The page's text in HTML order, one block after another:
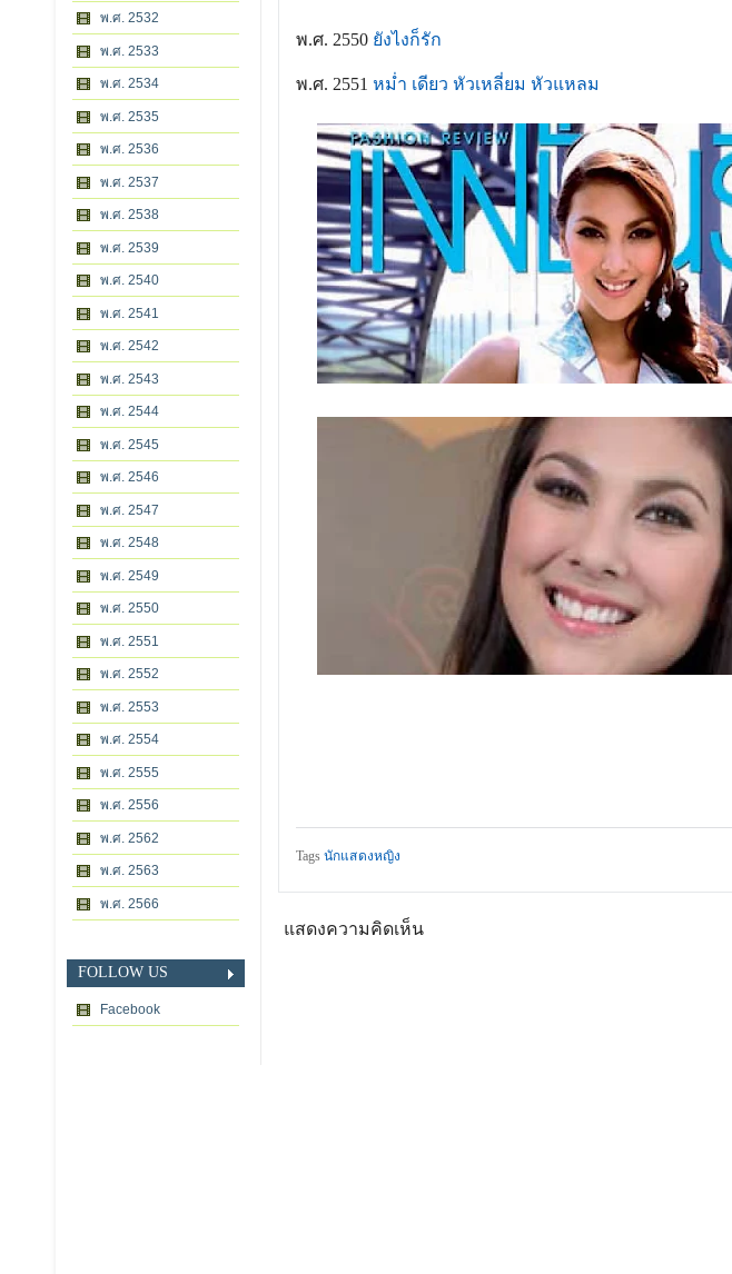
พ.ศ. 2532
พ.ศ. 2533
พ.ศ. 2534
พ.ศ. 2535
พ.ศ. 2536
พ.ศ. 2537
พ.ศ. 2538
พ.ศ. 2539
พ.ศ. 2540
พ.ศ. 2541
พ.ศ. 2542
พ.ศ. 2543
พ.ศ. 2544
พ.ศ. 2545
พ.ศ. 2546
พ.ศ. 2547
พ.ศ. 2548
พ.ศ. 2549
พ.ศ. 2550
พ.ศ. 2551
พ.ศ. 2552
พ.ศ. 2553
พ.ศ. 2554
พ.ศ. 2555
พ.ศ. 2556
พ.ศ. 2562
พ.ศ. 2563
พ.ศ. 2566
FOLLOW US
Facebook
พ.ศ. 2550 ยังไงก็รัก
พ.ศ. 2551 หม่ำ เดียว หัวเหลี่ยม หัวแหลม
Tagsนักแสดงหญิง
แสดงความคิดเห็น